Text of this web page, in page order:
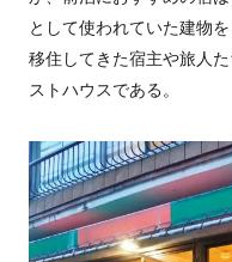
として使われていた建物
移住してきた宿主や旅人
ストハウスである。